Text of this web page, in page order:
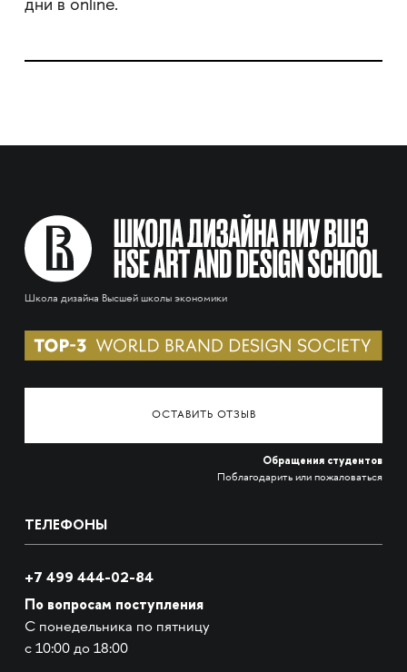
дни в online.
Школа дизайна Высшей школы экономики
ОСТАВИТЬ ОТЗЫВ
Обращения студентов
Поблагодарить или пожаловаться
ТЕЛЕФОНЫ
+7 499 444-02-84
По вопросам поступления
С понедельника по пятницу
с 10:00 до 18:00